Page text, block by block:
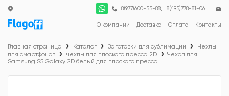
О компании Доставка Оплата Контакты
8(977)600-55-88; 8(495)778-81-06
Главная страница Каталог Заготовки для сублимации
Чехлы
для смартфонов
чехлы для плоского пресса 2D
Чехол для
Samsung S5 Galaxy 2D белый для плоского пресса